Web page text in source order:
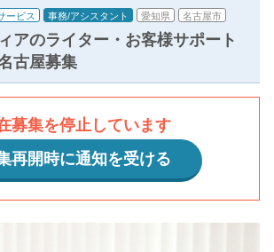
ービス 事務/アシスタント 愛知県 名古屋市
アのライター・お客様サポート
古屋募集
募集を停止しています
再開時に通知を受ける